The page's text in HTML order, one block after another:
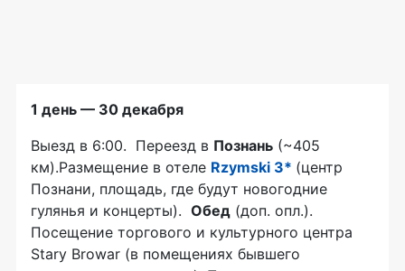
1 день — 30 декабря
Выезд в 6:00. Переезд в Познань (~405
км).Размещение в отеле Rzymski 3* (центр
Познани, площадь, где будут новогодние
гулянья и концерты). Обед (доп. опл.).
Посещение торгового и культурного центра
Stary Browar (в помещениях бывшего